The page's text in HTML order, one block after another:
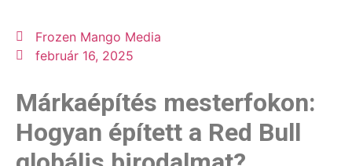
Frozen Mango Media
február 16, 2025
Márkaépítés mesterfokon:
Hogyan épített a Red Bull